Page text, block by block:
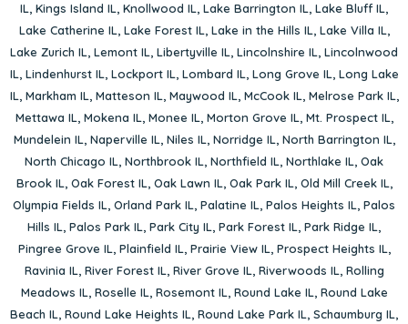
IL, Kings Island IL, Knollwood IL, Lake Barrington IL, Lake Bluff IL,
Lake Catherine IL, Lake Forest IL, Lake in the Hills IL, Lake Villa IL,
Lake Zurich IL, Lemont IL, Libertyville IL, Lincolnshire IL, Lincolnwood
IL, Lindenhurst IL, Lockport IL, Lombard IL, Long Grove IL, Long Lake
IL, Markham IL, Matteson IL, Maywood IL, McCook IL, Melrose Park IL,
Mettawa IL, Mokena IL, Monee IL, Morton Grove IL, Mt. Prospect IL,
Mundelein IL, Naperville IL, Niles IL, Norridge IL, North Barrington IL,
North Chicago IL, Northbrook IL, Northfield IL, Northlake IL, Oak
Brook IL, Oak Forest IL, Oak Lawn IL, Oak Park IL, Old Mill Creek IL,
Olympia Fields IL, Orland Park IL, Palatine IL, Palos Heights IL, Palos
Hills IL, Palos Park IL, Park City IL, Park Forest IL, Park Ridge IL,
Pingree Grove IL, Plainfield IL, Prairie View IL, Prospect Heights IL,
Ravinia IL, River Forest IL, River Grove IL, Riverwoods IL, Rolling
Meadows IL, Roselle IL, Rosemont IL, Round Lake IL, Round Lake
Beach IL, Round Lake Heights IL, Round Lake Park IL, Schaumburg IL,